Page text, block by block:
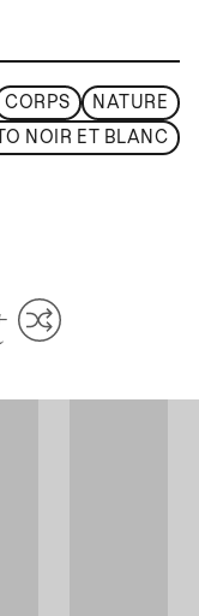
CORPS NATURE
NOIR ET BLANC